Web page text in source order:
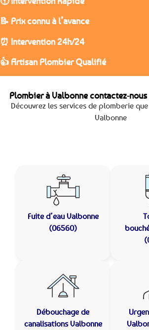
📝 Prix connu à l’avance
⏰ Intervention 24h/24
👍 Artisan Plombier Qualifié
Plombier à Valbonne contactez-nous
Découvrez les services de plomberie
Valbonne
Fuite d’eau Valbonne
(06560)
Débouchage de
canalisationsValbonne